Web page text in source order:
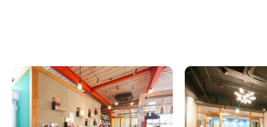
新横浜A邸
神奈川県 シェアハウス
【新幹線停車駅】駅徒歩4分、郵便局をフル
リノベーションした複合機能シェアハウス！
青葉台A邸
神奈川県 シェアハウス
【駅徒歩9分】渋谷
のシェアハウス